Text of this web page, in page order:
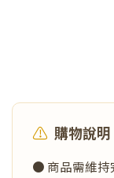
⚠️ 購物說明
● 商品需維持